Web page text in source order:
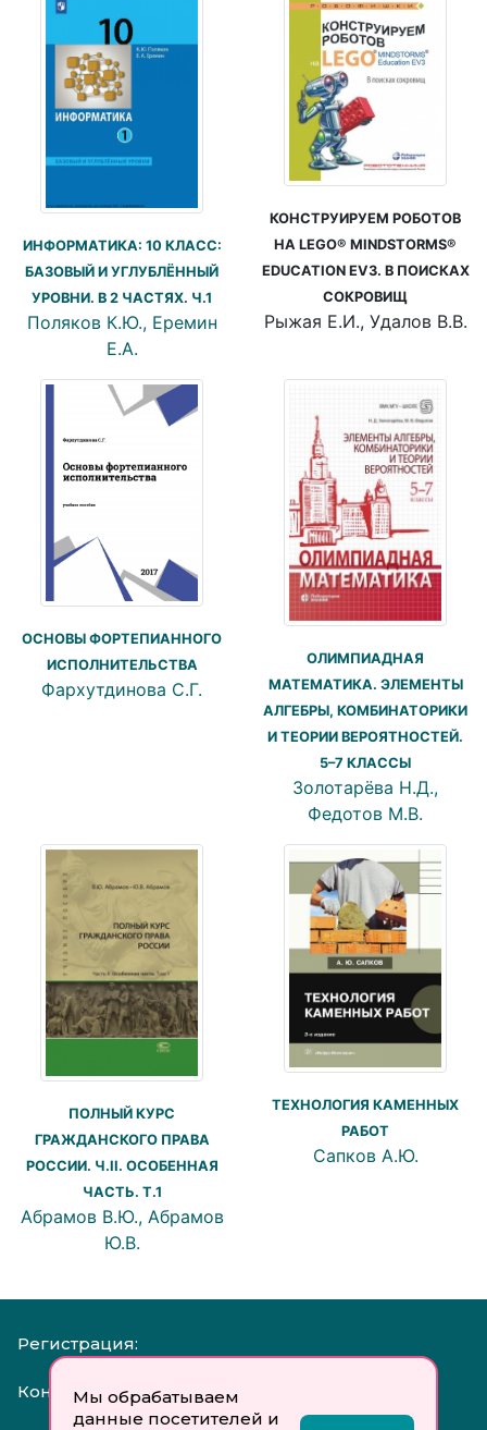
Мы обрабатываем
данные посетителей и
ИНФОРМАТИКА: 10 КЛАСС:
БАЗОВЫЙ И УГЛУБЛЁННЫЙ
УРОВНИ. В 2 ЧАСТЯХ. Ч.1
Поляков К.Ю., Еремин
Е.А.
КОНСТРУИРУЕМ РОБОТОВ
НА LEGO® MINDSTORMS®
EDUCATION EV3. В ПОИСКАХ
СОКРОВИЩ
Рыжая Е.И., Удалов В.В.
ОСНОВЫ ФОРТЕПИАННОГО
ИСПОЛНИТЕЛЬСТВА
Фархутдинова С.Г.
ОЛИМПИАДНАЯ
МАТЕМАТИКА. ЭЛЕМЕНТЫ
АЛГЕБРЫ, КОМБИНАТОРИКИ
И ТЕОРИИ ВЕРОЯТНОСТЕЙ.
5–7 КЛАССЫ
Золотарёва Н.Д.,
Федотов М.В.
ПОЛНЫЙ КУРС
ГРАЖДАНСКОГО ПРАВА
РОССИИ. Ч.II. ОСОБЕННАЯ
ЧАСТЬ. Т.1
Абрамов В.Ю., Абрамов
Ю.В.
ТЕХНОЛОГИЯ КАМЕННЫХ
РАБОТ
Сапков А.Ю.
Регистрация:
Контакты: